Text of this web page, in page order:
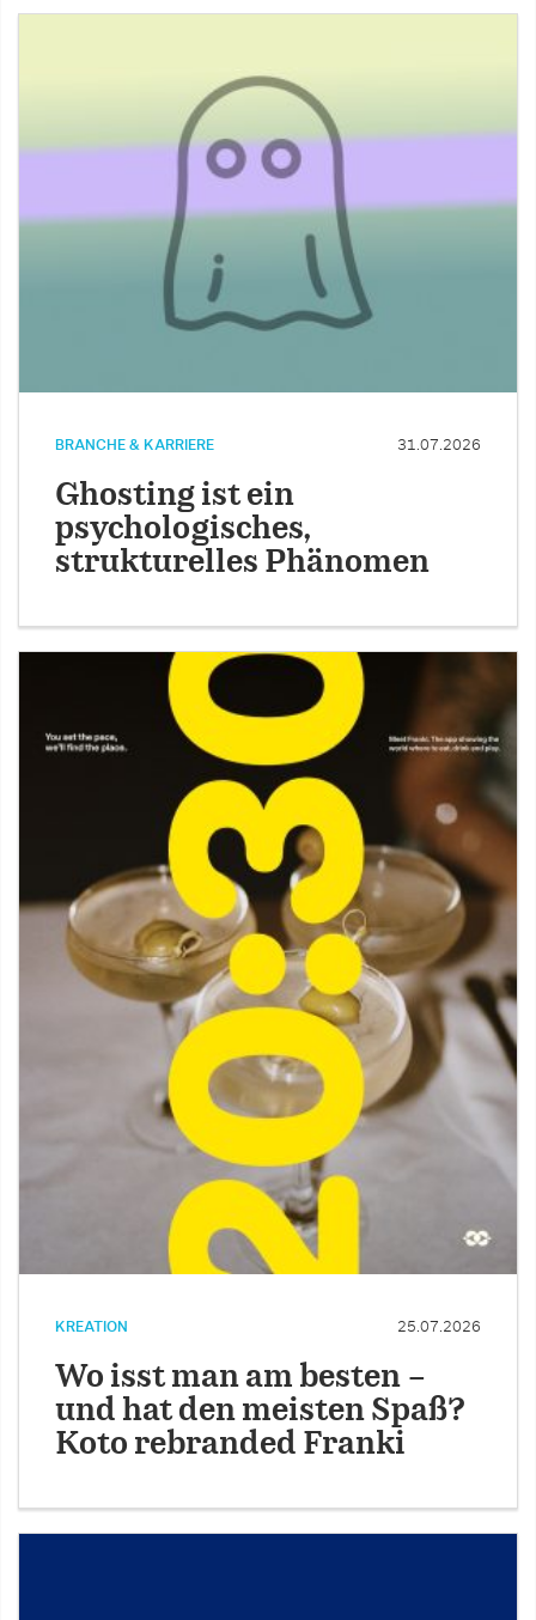
BRANCHE & KARRIERE 31.07.2026
Ghosting ist ein
psychologisches,
strukturelles Phänomen
KREATION 25.07.2026
Wo isst man am besten –
und hat den meisten Spaß?
Koto rebranded Franki